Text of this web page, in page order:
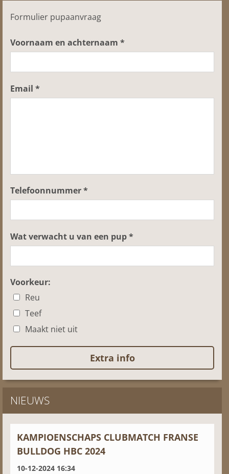
Formulier pupaanvraag
Voornaam en achternaam *
Email *
Telefoonnummer *
Wat verwacht u van een pup *
Voorkeur:
Reu
Teef
Maakt niet uit
NIEUWS
KAMPIOENSCHAPS CLUBMATCH FRANSE
BULLDOG HBC 2024
10-12-2024 16:34